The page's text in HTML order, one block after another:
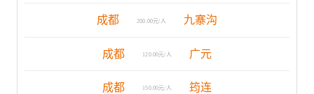
成都 200.00元/人 九寨沟
成都 120.00元/人 广元
成都 150.00元/人 筠连